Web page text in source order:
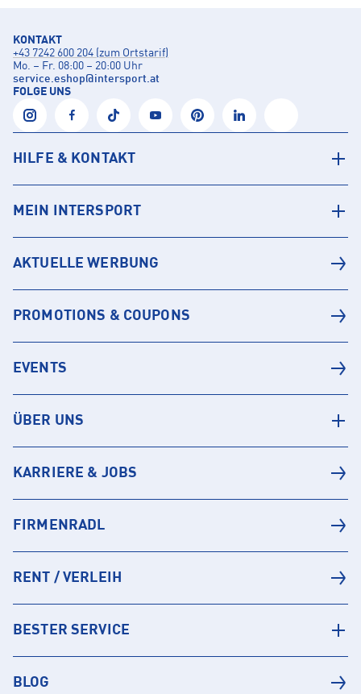
KONTAKT
+43 7242 600 204 (zum Ortstarif)
Mo. – Fr. 08:00 – 20:00 Uhr
service.eshop@intersport.at
FOLGE UNS
HILFE & KONTAKT
MEIN INTERSPORT
AKTUELLE WERBUNG
PROMOTIONS & COUPONS
EVENTS
ÜBER UNS
KARRIERE & JOBS
FIRMENRADL
RENT / VERLEIH
BESTER SERVICE
BLOG